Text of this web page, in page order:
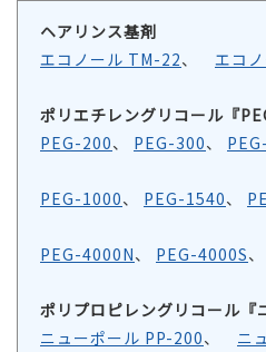
ヘアリンス基剤
エコノール TM-22、 エコ
ポリエチレングリコール『
PEG-200、 PEG-300、
PEG-1000、 PEG-1540、
PEG-4000N、 PEG-4000S、
ポリプロピレングリコール『
ニューポール PP-200、 ニ